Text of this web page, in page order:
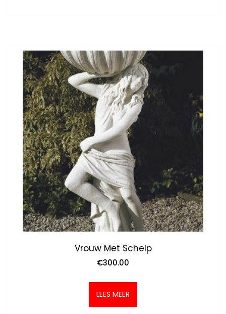
Vrouw Met Schelp
€300.00
LEES MEER